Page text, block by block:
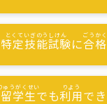
特定技能試験に合格
留学生でも利用で